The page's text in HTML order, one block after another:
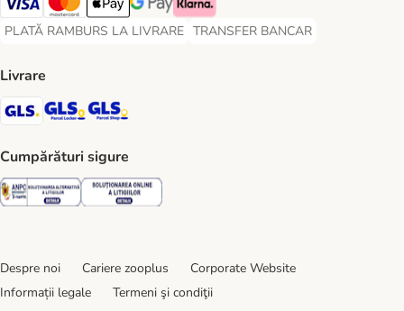
Visa Payment Method
Master Card Payment Method
Apple Pay Payment Method
Google Pay Payment Method
Klarna Payment Method
PLATĂ RAMBURS LA LIVRARE
PLATĂ RAMBURS LA LIVRARE Payment Method
TRANSFER BANCAR
TRANSFER BANCAR Payment
Livrare
GLS Shipping Method
GLS Locker Shipping Method
Cumpărături sigure
Security Security
Despre noi Cariere zooplus
Corporate Website
Informații legale
Termeni şi condiţii